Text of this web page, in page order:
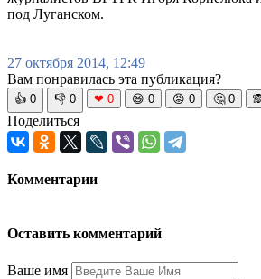
под Луганском.
27 октября 2014, 12:49
Вам понравилась эта публикация?
👍 0 👎 0 ❤ 0 😆 0 😡 0 🤔 0
Поделиться
Комментарии
Оставить комментарий
Ваше имя